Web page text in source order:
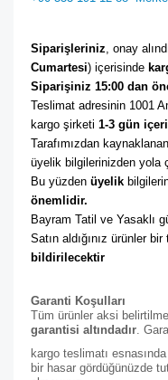
Siparişleriniz, onay
Cumartesi) içerisinde
Siparişiniz 15:00 dan
Teslimat adresinin 1001
kargo şirketi 1-3 gün
Tarafımızdan
üyelik bilgilerinizden yola
Bu yüzden üyelik
önemlidir.
Bayram Tatil ve Yasaklı
bildirilecektir
Garanti Koşulları
Tüm ürünler aksi
garantisi altındadır.
kargo teslimatı
bir hasar gördüğünüzde